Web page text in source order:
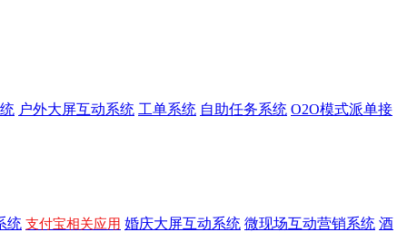
户外大屏互动系统 工单系统 自助任务系统 O2O模式派单接
统 支付宝相关应用 婚庆大屏互动系统 微现场互动营销系统 酒